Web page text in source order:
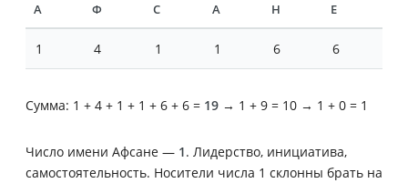
А Ф С А Н Е
1 4 1 1 6 6
Сумма: 1 + 4 + 1 + 1 + 6 + 6 = 19 → 1 + 9 = 10 → 1 + 0 = 1
Число имени Афсане — 1. Лидерство, инициатива,
самостоятельность. Носители числа 1 склонны брать на